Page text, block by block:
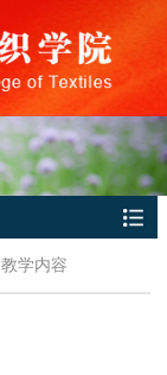
教学内容